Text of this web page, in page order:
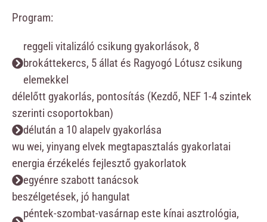
Program:
reggeli vitalizáló csikung gyakorlások, 8
brokáttekercs, 5 állat és Ragyogó Lótusz csikung
elemekkel
délelőtt gyakorlás, pontosítás (Kezdő, NEF 1-4 szintek
szerinti csoportokban)
délután a 10 alapelv gyakorlása
wu wei, yinyang elvek megtapasztalás gyakorlatai
energia érzékelés fejlesztő gyakorlatok
egyénre szabott tanácsok
beszélgetések, jó hangulat
péntek-szombat-vasárnap este kínai asztrológia,